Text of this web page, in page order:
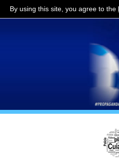
By using this site, you agree to the